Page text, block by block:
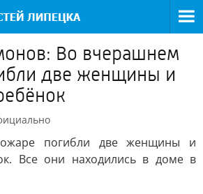
Во вчерашнем
две женщины и
погибли две женщины и
Все они находились в доме в